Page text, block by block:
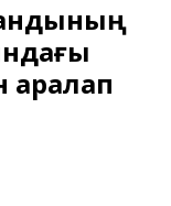
аралап